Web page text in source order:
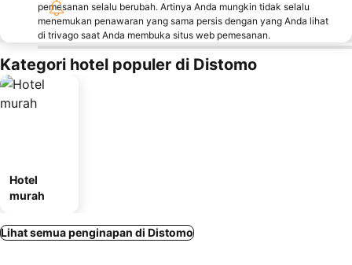
pemesanan selalu berubah. Artinya Anda mungkin tidak selalu
menemukan penawaran yang sama persis dengan yang Anda lihat
di trivago saat Anda membuka situs web pemesanan.
Kategori hotel populer di Distomo
Hotel
murah
Lihat semua penginapan di Distomo